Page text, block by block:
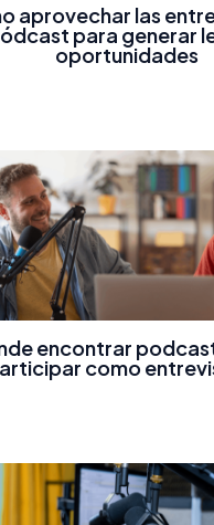
aprovechar las
para generar
oportunidades
encontrar
como